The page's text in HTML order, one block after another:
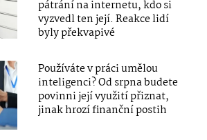
pátrání na internetu, kdo si
vyzvedl ten její. Reakce lidí
byly překvapivé
Používáte v práci umělou
inteligenci? Od srpna budete
povinni její využití přiznat,
jinak hrozí finanční postih